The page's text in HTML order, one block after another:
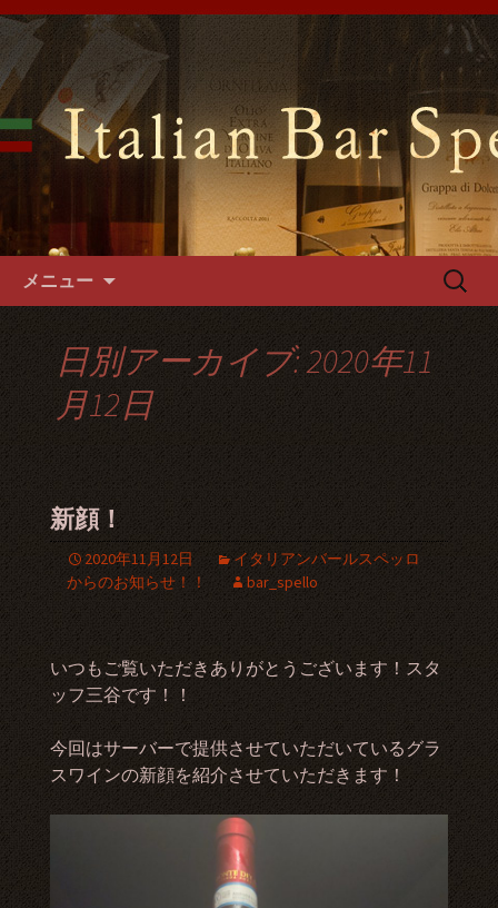
難波千日前のイタリアンバール
スペッロで貸切パーティーを
難波千日前の「イタリアンバールスペ
ッロ」はイタリアの郷土料理や手づく
るパスタやフォカッチャをご用意。1
階～3階席とございますので貸切パー
ティーでご利用可能です。
メニュー
検
日別アーカイブ: 2020年11
月12日
新顔！
2020年11月12日
イタリアンバールスペッロ
からのお知らせ！！
bar_spello
いつもご覧いただきありがとうございます！スタ
ッフ三谷です！！
今回はサーバーで提供させていただいているグラ
スワインの新顔を紹介させていただきます！